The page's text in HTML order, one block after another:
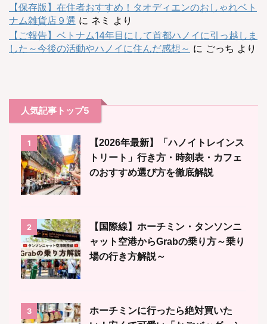
【保存版】在住者おすすめ！タオディエンのおしゃれベト
ナム雑貨店９選 に ネミ より
【ご報告】ベトナム14年目にして首都ハノイに引っ越しま
した～今後の活動やハノイに住んだ感想～ に ごっち より
人気記事トップ5
1
【2026年最新】「ハノイトレインス
トリート」行き方・時刻表・カフェ
のおすすめ選び方を徹底解説
2
【国際線】ホーチミン・タンソンニ
ャット空港からGrabの乗り方～乗り
場の行き方解説～
3
ホーチミンに行ったら絶対買いた